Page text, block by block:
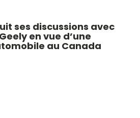
ses discussions avec
en vue d’une
au Canada